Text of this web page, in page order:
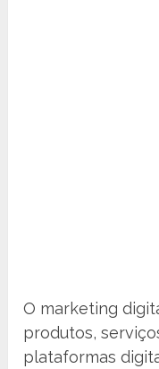
O marketing
produtos,
plataformas